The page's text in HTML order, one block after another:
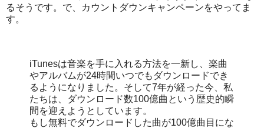
るそうです。で、カウントダウンキャンペーンをやってま
す。
iTunesは音楽を手に入れる方法を一新し、楽曲
やアルバムが24時間いつでもダウンロードでき
るようになりました。そして7年が経った今、私
たちは、ダウンロード数100億曲という歴史的瞬
間を迎えようとしています。
もし無料でダウンロードした曲が100億曲目にな